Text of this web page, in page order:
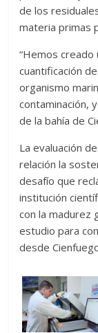
de los
materia primas
“Hemos
cuantificación
organismo
contaminación,
de la bahía de
La evaluación
relación la
desafío que
institución
con la madurez
estudio para
desde